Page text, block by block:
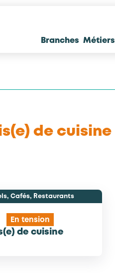
Branches Métiers
de cuisine
Cafés, Restaurants
En tension
de cuisine